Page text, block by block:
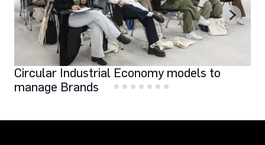
Circular Industrial Economy models to
manage Brands